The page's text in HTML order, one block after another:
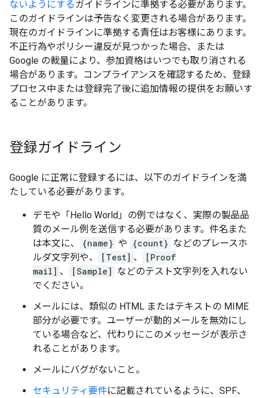
ないようにする ガイドラインに準拠する必要があります。
このガイドラインは予告なく変更される場合があります。
現在のガイドラインに準拠する責任はお客様にあります。
不正行為やポリシー違反が見つかった場合、または
Google の裁量により、参加資格はいつでも取り消される
場合があります。コンプライアンスを確認するため、登録
プロセス中または登録完了後に追加情報の提供をお願いす
ることがあります。
登録ガイドライン
Google に正常に登録するには、以下のガイドラインを満
たしている必要があります。
デモや「Hello World」の例ではなく、実際の製品品
質のメール例を送信する必要があります。件名また
は本文に、
{name} や {count} などのプレースホ
ルダ文字列や、
[Test] 、
[Proof
mail] 、 [Sample] などのテスト文字列を入れない
でください。
メールには、類似の HTML またはテキストの MIME
部分が必要です。ユーザーが動的メールを無効にし
ている場合など、代わりにこのメッセージが表示さ
れることがあります。
メールにバグがないこと。
セキュリティ要件に記載されているように、SPF、